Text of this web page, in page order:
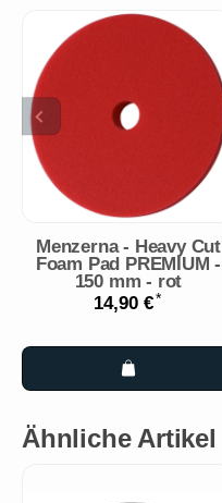
Menzerna - Heavy Cut
Foam Pad PREMIUM -
150 mm - rot
14,90 €*
Ähnliche Artikel